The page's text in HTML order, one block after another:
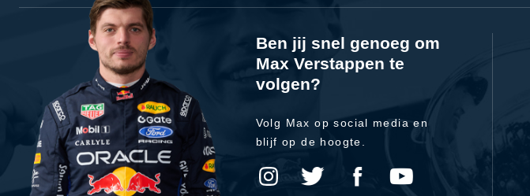
Ben jij snel genoeg om
Max Verstappen te
volgen?
Volg Max op social media en
blijf op de hoogte.